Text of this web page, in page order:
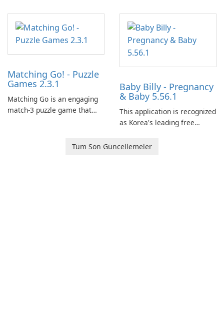
Matching Go! - Puzzle
Games 2.3.1
Matching Go is an engaging
match-3 puzzle game that
Ollie, on an adventurous
Baby Billy - Pregnancy
& Baby 5.56.1
This application is recognized
as Korea's leading free
baby tracking, offering
Tüm Son Güncellemeler